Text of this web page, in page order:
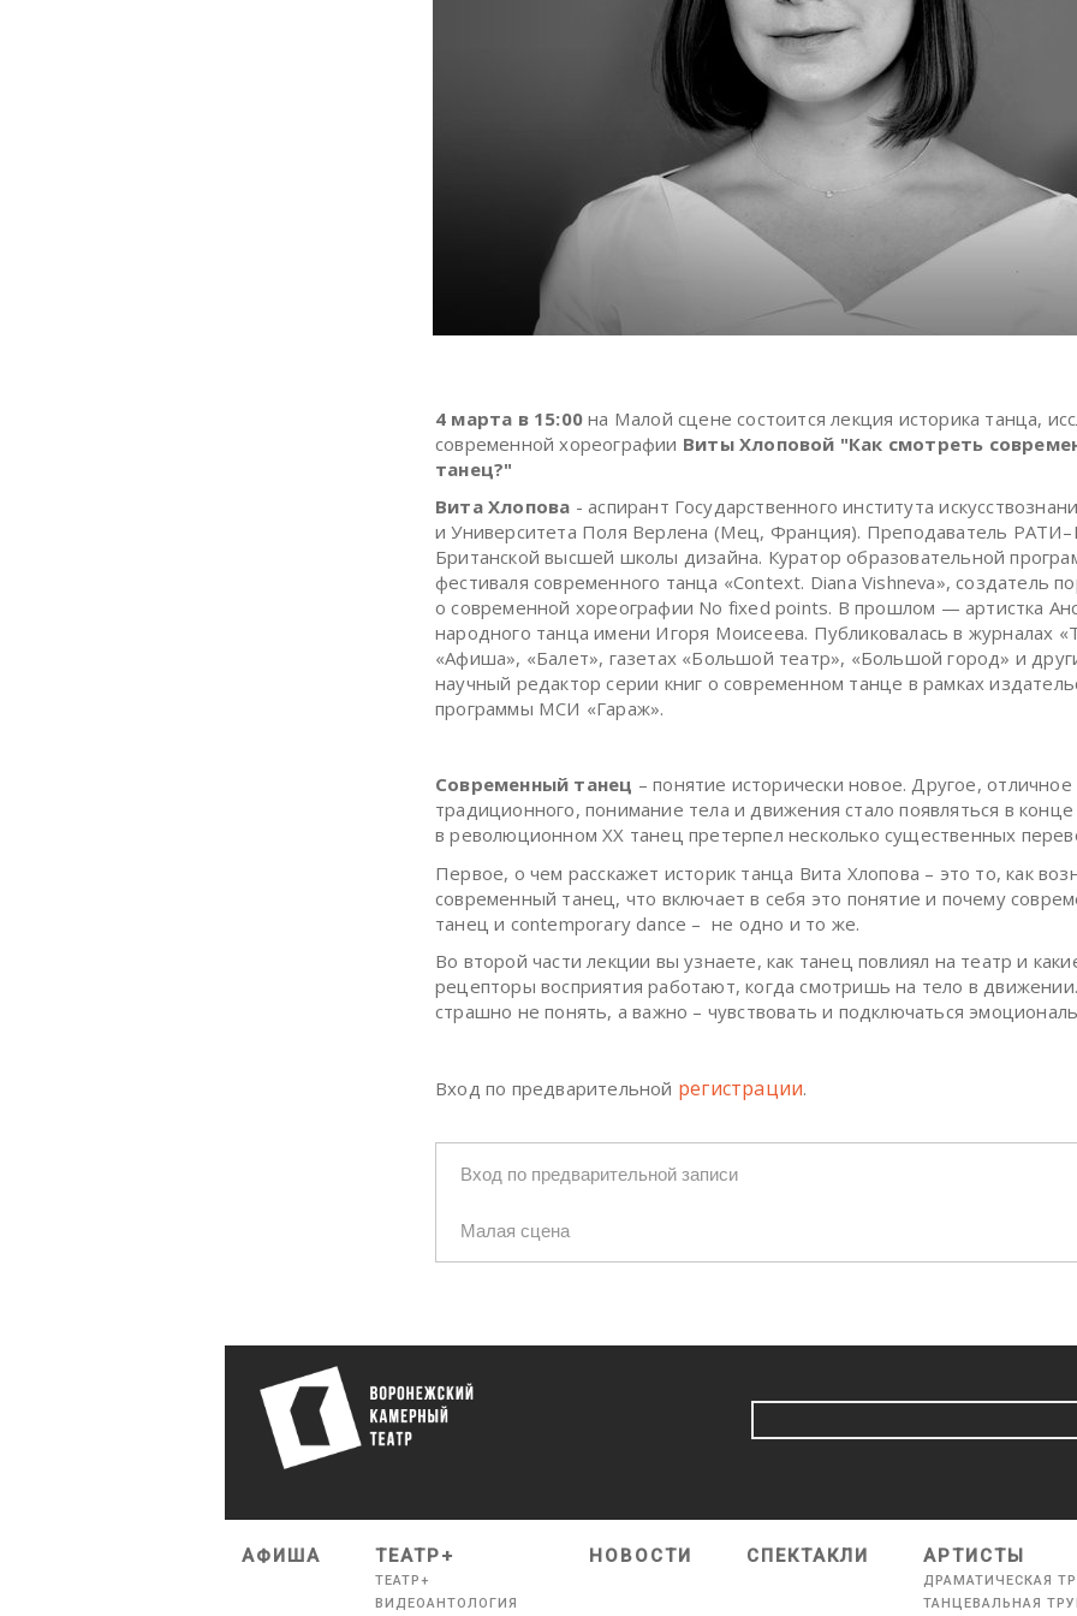
4 марта в 15:00 на Малой сцене состоится лекция историка танца,
современной хореографии Виты Хлоповой "Как смотреть
танец?"
Вита Хлопова - аспирант Государственного института
и Университета Поля Верлена (Мец, Франция). Преподаватель
Британской высшей школы дизайна. Куратор образовательной
фестиваля современного танца «Context. Diana Vishneva», создатель
о современной хореографии No fixed points. В прошлом — артистка
народного танца имени Игоря Моисеева. Публиковалась в журналах
«Афиша», «Балет», газетах «Большой театр», «Большой город» и
научный редактор серии книг о современном танце в рамках
программы МСИ «Гараж».
Современный танец – понятие исторически новое. Другое, отличное
традиционного, понимание тела и движения стало появляться в конце
в революционном XX танец претерпел несколько существенных
Первое, о чем расскажет историк танца Вита Хлопова – это то, как
современный танец, что включает в себя это понятие и почему
танец и contemporary dance – не одно и то же.
Во второй части лекции вы узнаете, как танец повлиял на театр и
рецепторы восприятия работают, когда смотришь на тело в
страшно не понять, а важно – чувствовать и подключаться
Вход по предварительной регистрации.
Вход по предварительной записи
Малая сцена
АФИША ТЕАТР+
ТЕАТР+
ВИДЕОАНТОЛОГИЯ
НОВОСТИ СПЕКТАКЛИ АРТИСТЫ
ДРАМАТИЧЕСКАЯ
ТАНЦЕВАЛЬНАЯ